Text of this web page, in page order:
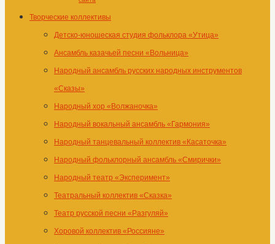
Творческие коллективы
Детско-юношеская студия фольклора «Утица»
Ансамбль казачьей песни «Вольница»
Народный ансамбль русских народных инструментов
«Сказы»
Народный хор «Волжаночка»
Народный вокальный ансамбль «Гармония»
Народный танцевальный коллектив «Касаточка»
Народный фольклорный ансамбль «Смирички»
Народный театр «Эксперимент»
Театральный коллектив «Сказка»
Театр русской песни «Разгуляй»
Хоровой коллектив «Россияне»